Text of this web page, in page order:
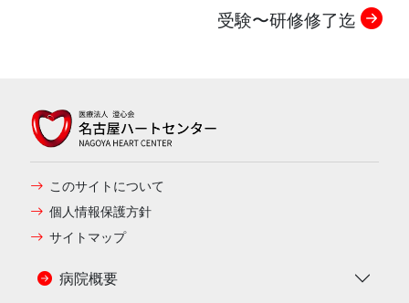
受験〜研修修了迄
このサイトについて
個人情報保護方針
サイトマップ
病院概要